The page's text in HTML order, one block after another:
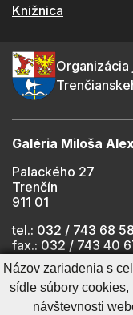
Knižnica
Galéria Miloša
Palackého 27
Trenčín
911 01
tel.: 032 / 743 68
fax.: 032 / 743 40
e-mail:
Cookies nastavenie
Názov zariadenia s
sídle súbory
návštevnosti